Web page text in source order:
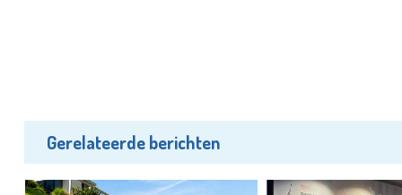
Gerelateerde berichten